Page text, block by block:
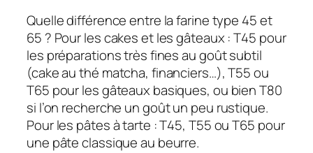
Quelle différence entre la farine type 45 et
65 ? Pour les cakes et les gâteaux : T45 pour
les préparations très fines au goût subtil
(cake au thé matcha, financiers…), T55 ou
T65 pour les gâteaux basiques, ou bien T80
si l’on recherche un goût un peu rustique.
Pour les pâtes à tarte : T45, T55 ou T65 pour
une pâte classique au beurre.